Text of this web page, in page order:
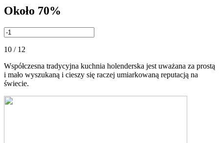
Około 70%
10 / 12
Współczesna tradycyjna kuchnia holenderska jest uważana za prostą
i mało wyszukaną i cieszy się raczej umiarkowaną reputacją na
świecie.